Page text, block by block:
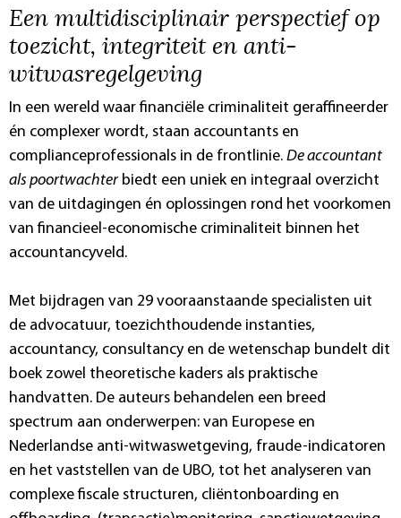
Een multidisciplinair perspectief op
toezicht, integriteit en anti-
witwasregelgeving
In een wereld waar financiële criminaliteit geraffineerder
én complexer wordt, staan accountants en
complianceprofessionals in de frontlinie. De accountant
als poortwachter biedt een uniek en integraal overzicht
van de uitdagingen én oplossingen rond het voorkomen
van financieel-economische criminaliteit binnen het
accountancyveld.
Met bijdragen van 29 vooraanstaande specialisten uit
de advocatuur, toezichthoudende instanties,
accountancy, consultancy en de wetenschap bundelt dit
boek zowel theoretische kaders als praktische
handvatten. De auteurs behandelen een breed
spectrum aan onderwerpen: van Europese en
Nederlandse anti-witwaswetgeving, fraude-indicatoren
en het vaststellen van de UBO, tot het analyseren van
complexe fiscale structuren, cliëntonboarding en